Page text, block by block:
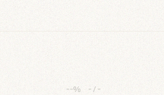
--% - / -